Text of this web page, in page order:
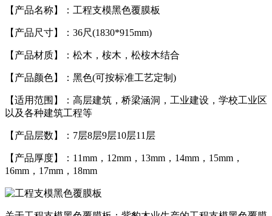
【产品名称】：工程支模黑色覆膜板
【产品尺寸】：36尺(1830*915mm)
【产品材质】：松木，桉木，松桉木结合
【产品颜色】：黑色(可按标准工艺定制)
【适用范围】：高层建筑，桥梁涵洞，工业建设，学校工业区
以及各种建筑工程等
【产品层数】：7层8层9层10层11层
【产品厚度】：11mm，12mm，13mm，14mm，15mm，
16mm，17mm，18mm